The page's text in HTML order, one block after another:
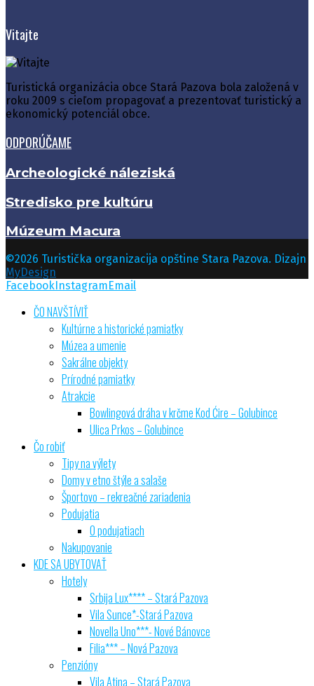
Vitajte
Turistická organizácia obce Stará Pazova bola založená v
roku 2009 s cieľom propagovať a prezentovať turistický a
ekonomický potenciál obce.
ODPORÚČAME
Archeologické náleziská
Stredisko pre kultúru
Múzeum Macura
©2026 Turistička organizacija opštine Stara Pazova. Dizajn
MyDesign
FacebookInstagramEmail
ČO NAVŠTĺVIŤ
Kultúrne a historické pamiatky
Múzea a umenie
Sakrálne objekty
Prírodné pamiatky
Atrakcie
Bowlingová dráha v krčme Kod Ćire – Golubince
Ulica Prkos – Golubince
Čo robiť
Tipy na výlety
Domy v etno štýle a salaše
Športovo – rekreačné zariadenia
Podujatia
O podujatiach
Nakupovanie
KDE SA UBYTOVAŤ
Hotely
Srbija Lux**** – Stará Pazova
Vila Sunce*-Stará Pazova
Novella Uno***- Nové Bánovce
Filia*** – Nová Pazova
Penzióny
Vila Atina – Stará Pazova